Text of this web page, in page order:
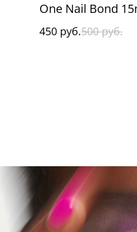
One Nail Bond
450 руб.500 руб.